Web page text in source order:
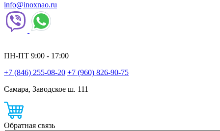
info@inoxnao.ru
ПН-ПТ 9:00 - 17:00
+7 (846) 255-08-20 +7 (960) 826-90-75
Самара, Заводское ш. 111
Обратная связь